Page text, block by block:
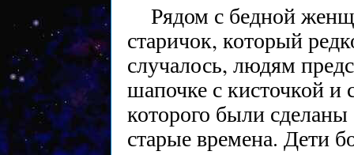
Рядом с бедной
старичок, который
случалось, людям
шапочке с кисточкой
которого были
старые времена. Дети